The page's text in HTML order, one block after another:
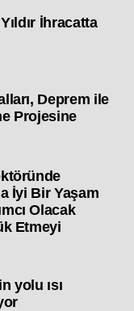
İhracatta
Deprem ile
Projesine
İyi Bir Yaşam
Olacak
Etmeyi
yolu ısı